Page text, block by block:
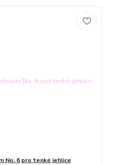
No. 6 pro tenké jehlice